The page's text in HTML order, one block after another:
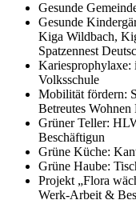
Gesunde
Gesunde
Kiga Wildbach,
Spatzennest
Kariesprophylaxe:
Volksschule
Mobilität fördern:
Betreutes Wohnen
Grüner Teller:
Beschäftigun
Grüne Küche:
Grüne Haube:
Projekt „Flora
Werk-Arbeit &